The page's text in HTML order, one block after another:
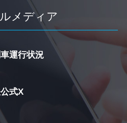
メディア
運行状況
式X